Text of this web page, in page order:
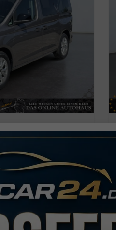
TITANIUM 1,5 7 SITZER KLIMAAUTOMATIK ANHÄNGERKUPPLUNG SITZHEIZUNG EINPARKHILFE KAMERA 17 ZOLL LEICHTMETALL ACC
Autom. 7-Gang
10 km
Details